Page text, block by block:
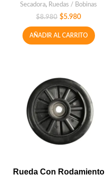
Secadora, Ruedas / Bobinas
$8.980 $5.980
AÑADIR AL CARRITO
Rueda Con Rodamiento